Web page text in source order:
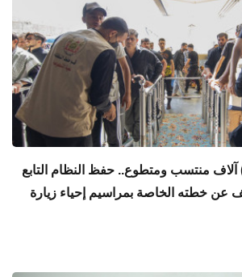
أكثر من (7) آلاف منتسب ومتطوع.. حفظ النظام التابع
عن خطته الخاصة بمراسيم إحياء زيارة